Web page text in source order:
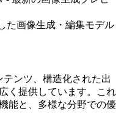
た画像生成・編集モデル
ンツ、構造化された出
く提供しています。これ
能と、多様な分野での優